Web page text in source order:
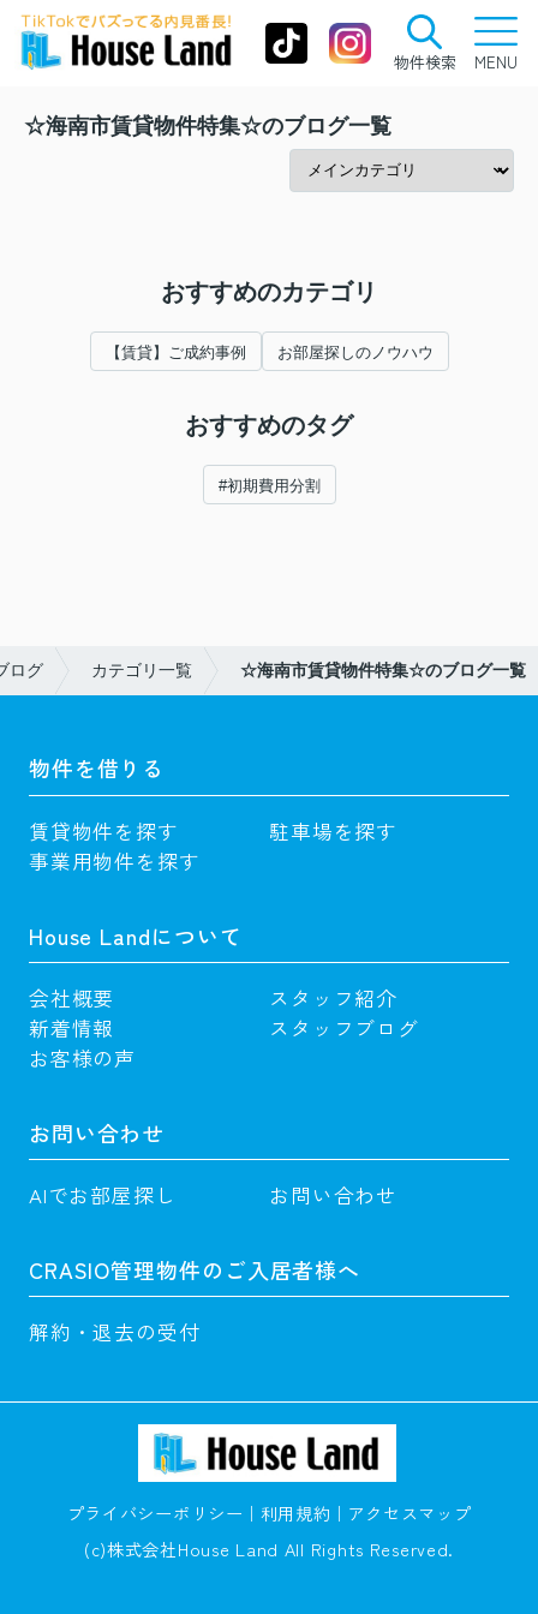
物件検索 MENU
☆海南市賃貸物件特集☆のブログ一覧
おすすめのカテゴリ
【賃貸】ご成約事例 お部屋探しのノウハウ
おすすめのタグ
#初期費用分割
ログ カテゴリ一覧 ☆海南市賃貸物件特集☆のブログ一覧
物件を借りる
賃貸物件を探す
駐車場を探す
事業用物件を探す
House Landについて
会社概要
スタッフ紹介
新着情報
スタッフブログ
お客様の声
お問い合わせ
AIでお部屋探し お問い合わせ
CRASIO管理物件のご入居者様へ
解約・退去の受付
プライバシーポリシー 利用規約
アクセスマップ
(c)株式会社House Land All Rights Reserved.